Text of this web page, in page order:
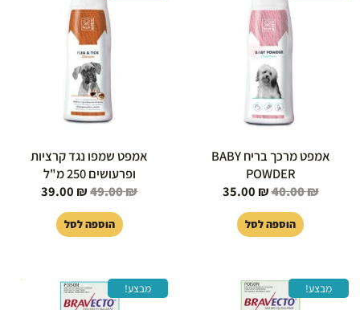
אמפט מרכך בריח BABY
POWDER
40.00₪
היה:
40.00 ₪.
35.00 ₪
הוספה לסל
אמפט שמפו נגד קרציות
ופרעושים 250 מ"ל
49.00₪
היה:
49.00 ₪.
39.00 ₪
הוספה לסל
מבצע!
המחיר
המקורי
מבצע!
המחיר
המקורי
המחיר